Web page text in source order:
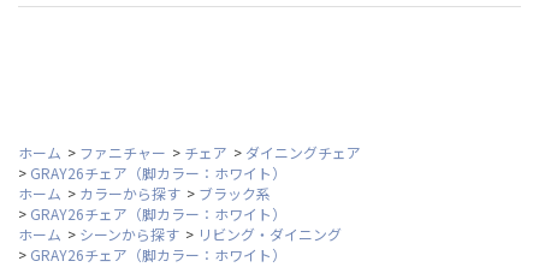
ホーム > ファニチャー > チェア > ダイニングチェア
> GRAY26チェア（脚カラー：ホワイト）
ホーム > カラーから探す > ブラック系
> GRAY26チェア（脚カラー：ホワイト）
ホーム > シーンから探す > リビング・ダイニング
> GRAY26チェア（脚カラー：ホワイト）